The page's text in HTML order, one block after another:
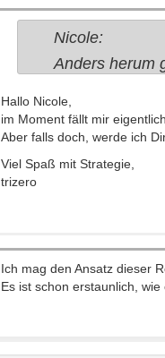
Nicole:
Anders herum
Hallo Nicole,
im Moment fällt mir
Aber falls doch, werde ich
Viel Spaß mit Strategie,
trizero
Ich mag den Ansatz dieser
Es ist schon erstaunlich,